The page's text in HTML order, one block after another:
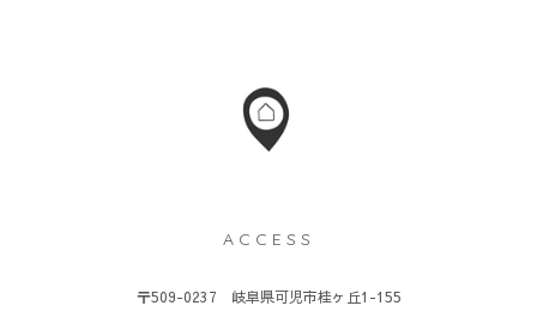
ACCESS
〒509-0237 岐阜県可児市桂ヶ丘1-155